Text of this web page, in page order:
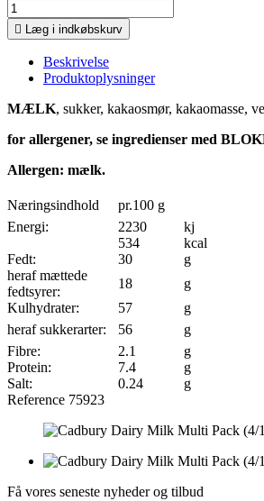
 Læg i indkøbskurv
Beskrivelse
Produktoplysninger
MÆLK, sukker, kakaosmør, kakaomasse,
for allergener, se ingredienser med
Allergen: mælk.
Næringsindhold
pr.100 g
Energi:
2230
kj
534
kcal
Fedt:
30
g
heraf mættede
fedtsyrer:
18
g
Kulhydrater:
57
g
heraf sukkerarter:
56
g
Fibre:
2.1
g
Protein:
7.4
g
Salt:
0.24
g
Reference 75923
Få vores seneste nyheder og tilbud